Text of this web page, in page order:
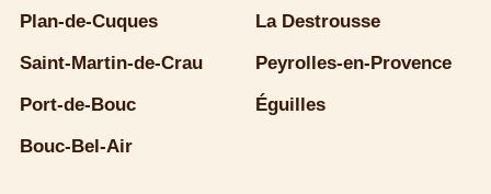
Plan-de-Cuques
Saint-Martin-de-Crau
Port-de-Bouc
Bouc-Bel-Air
La Destrousse
Peyrolles-en-Provence
Éguilles